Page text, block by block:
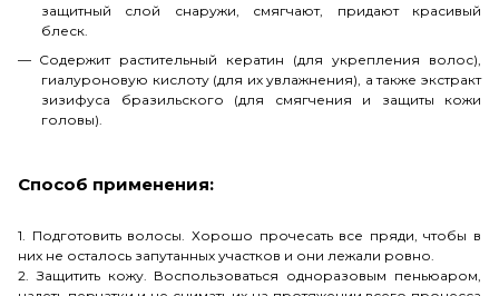
защитный слой снаружи, смягчают, придают красивый
блеск.
Содержит растительный кератин (для укрепления волос),
гиалуроновую кислоту (для их увлажнения), а также экстракт
зизифуса бразильского (для смягчения и защиты кожи
головы).
Способ применения:
1. Подготовить волосы. Хорошо прочесать все пряди, чтобы в
них не осталось запутанных участков и они лежали ровно.
2. Защитить кожу. Воспользоваться одноразовым пеньюаром,